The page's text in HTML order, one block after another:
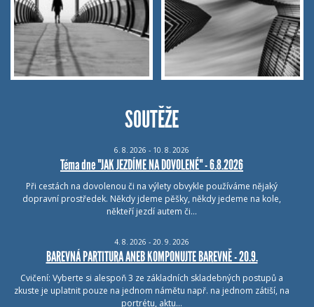
SOUTĚŽE
6. 8. 2026 - 10. 8. 2026
Téma dne "JAK JEZDÍME NA DOVOLENÉ" - 6.8.2026
Při cestách na dovolenou či na výlety obvykle používáme nějaký
dopravní prostředek. Někdy jdeme pěšky, někdy jedeme na kole,
někteří jezdí autem či…
4. 8. 2026 - 20. 9. 2026
BAREVNÁ PARTITURA ANEB KOMPONUJTE BAREVNĚ - 20.9.
Cvičení: Vyberte si alespoň 3 ze základních skladebných postupů a
zkuste je uplatnit pouze na jednom námětu např. na jednom zátiší, na
portrétu, aktu…